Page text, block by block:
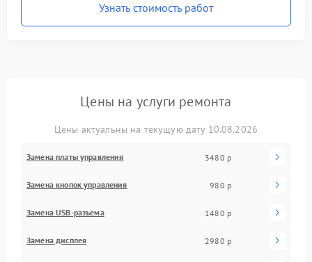
Узнать стоимость работ
Цены на услуги ремонта
Цены актуальны на текущую дату 10.08.2026
Замена платы управления 3480 р
Замена кнопок управления 980 р
Замена USB-разъема 1480 р
Замена дисплея 2980 р